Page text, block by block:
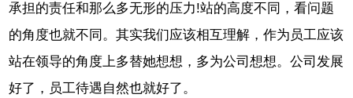
承担的责任和那么多无形的压力!站的高度不同，看问题
的角度也就不同。其实我们应该相互理解，作为员工应该
站在领导的角度上多替她想想，多为公司想想。公司发展
好了，员工待遇自然也就好了。